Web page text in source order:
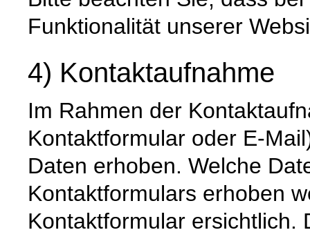
Funktionalität unserer
4) Kontaktaufnahme
Im Rahmen der
Kontaktformular oder E-
Daten erhoben. Welche
Kontaktformulars erhoben
Kontaktformular ersichtlich.